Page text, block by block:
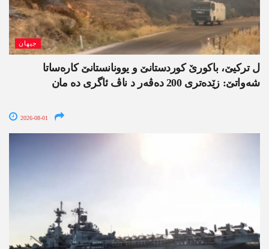
جیھان
ل ترکیێ، باکورێ کوردستانێ و یوونانستانێ کارەساتا
شەواتێ: زێدەتری 200 دەڤەر د ناڤ ئاگری دە مان
2026-08-01